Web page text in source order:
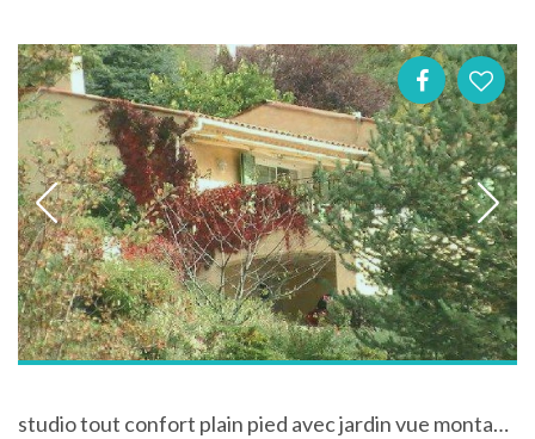
studio tout confort plain pied avec jardin vue montagnes et vignes.